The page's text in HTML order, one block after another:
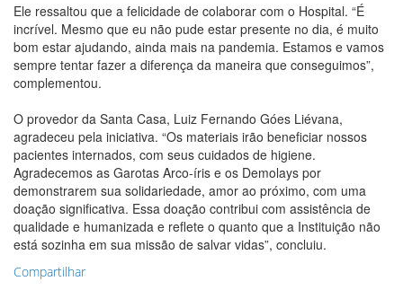
Ele ressaltou que a felicidade de colaborar com o Hospital. “É
incrível. Mesmo que eu não pude estar presente no dia, é muito
bom estar ajudando, ainda mais na pandemia. Estamos e vamos
sempre tentar fazer a diferença da maneira que conseguimos”,
complementou.
O provedor da Santa Casa, Luiz Fernando Góes Liévana,
agradeceu pela iniciativa. “Os materiais irão beneficiar nossos
pacientes internados, com seus cuidados de higiene.
Agradecemos as Garotas Arco-íris e os Demolays por
demonstrarem sua solidariedade, amor ao próximo, com uma
doação significativa. Essa doação contribui com assistência de
qualidade e humanizada e reflete o quanto que a Instituição não
está sozinha em sua missão de salvar vidas”, concluiu.
Compartilhar